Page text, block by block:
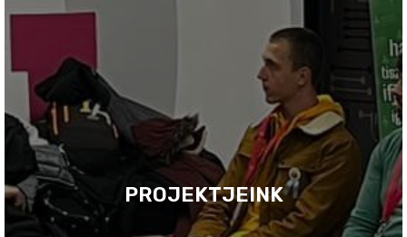
PROJEKTJEINK